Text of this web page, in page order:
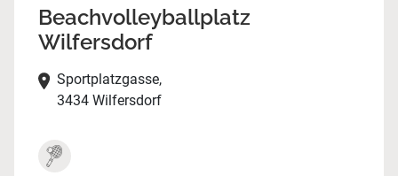
Beachvolleyballplatz
Wilfersdorf
Sportplatzgasse,
3434 Wilfersdorf